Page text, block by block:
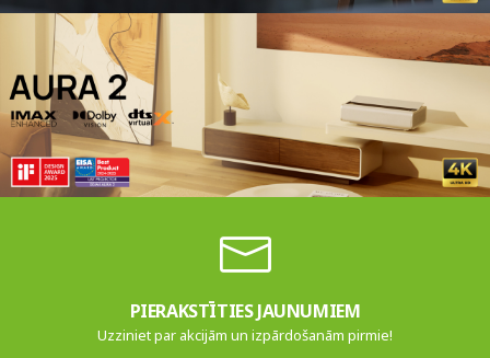
PIERAKSTĪTIES JAUNUMIEM
Uzziniet par akcijām un izpārdošanām pirmie!